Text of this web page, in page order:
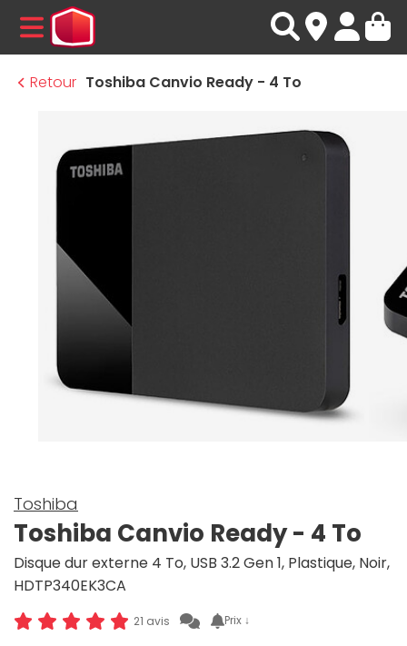
MENU
Retour Toshiba Canvio Ready - 4 To
Toshiba
Toshiba Canvio Ready - 4 To
Disque dur externe 4 To, USB 3.2 Gen 1, Plastique, Noir,
HDTP340EK3CA
21 avis Prix ↓